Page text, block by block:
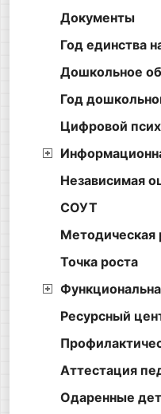
Документы
Год единства
Дошкольное
Год
Цифровой
Независимая
СОУТ
Методическая
Точка роста
Ресурсный
Аттестация
Одаренные